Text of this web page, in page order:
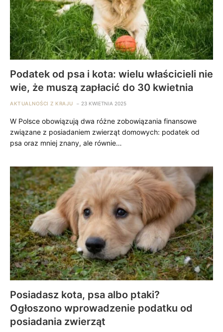
Podatek od psa i kota: wielu właścicieli nie
wie, że muszą zapłacić do 30 kwietnia
AKTUALNOŚCI Z KRAJU 23 KWIETNIA 2025
W Polsce obowiązują dwa różne zobowiązania finansowe
związane z posiadaniem zwierząt domowych: podatek od
psa oraz mniej znany, ale równie…
Posiadasz kota, psa albo ptaki?
Ogłoszono wprowadzenie podatku od
posiadania zwierząt